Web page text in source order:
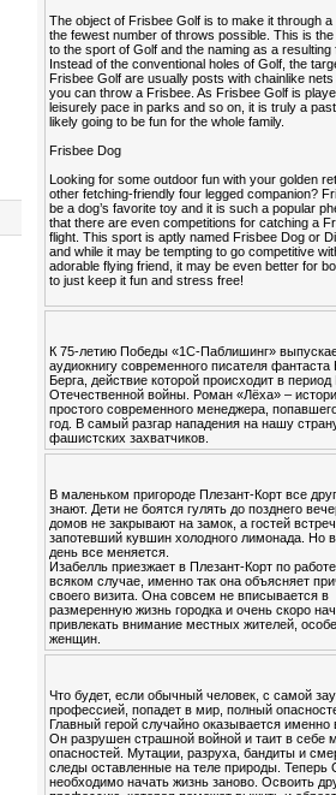
The object of Frisbee Golf is to make it through
the fewest number of throws possible. This is
to the sport of Golf and the naming as a resulting
Instead of the conventional holes of Golf, the
Frisbee Golf are usually posts with chainlike
you can throw a Frisbee. As Frisbee Golf is
leisurely pace in parks and so on, it is truly a
likely going to be fun for the whole family.
Frisbee Dog
Looking for some outdoor fun with your golden
other fetching-friendly four legged companion?
be a dog’s favorite toy and it is such a popular
that there are even competitions for catching a
flight. This sport is aptly named Frisbee Dog or
and while it may be tempting to go competitive
adorable flying friend, it may be even better for
to just keep it fun and stress free!
К 75-летию Победы «1С-Паблишинг»
аудиокнигу современного писателя фантаста
Берга, действие которой происходит в период
Отечественной войны. Роман «Лёха» –
простого современного менеджера,
год. В самый разгар нападения на нашу
фашистских захватчиков.
В маленьком пригороде Плезант-Корт все
знают. Дети не боятся гулять до позднего
домов не закрывают на замок, а гостей
запотевший кувшин холодного лимонада. Но
день все меняется.
Изабелль приезжает в Плезант-Корт по
всяком случае, именно так она объясняет
своего визита. Она совсем не вписывается в
размеренную жизнь городка и очень скоро
привлекать внимание местных жителей,
женщин.
Что будет, если обычный человек, с самой
профессией, попадет в мир, полный
Главный герой случайно оказывается именно
Он разрушен страшной войной и таит в себе
опасностей. Мутации, разруха, бандиты и
следы оставленные на теле природы. Теперь
необходимо начать жизнь заново. Освоить